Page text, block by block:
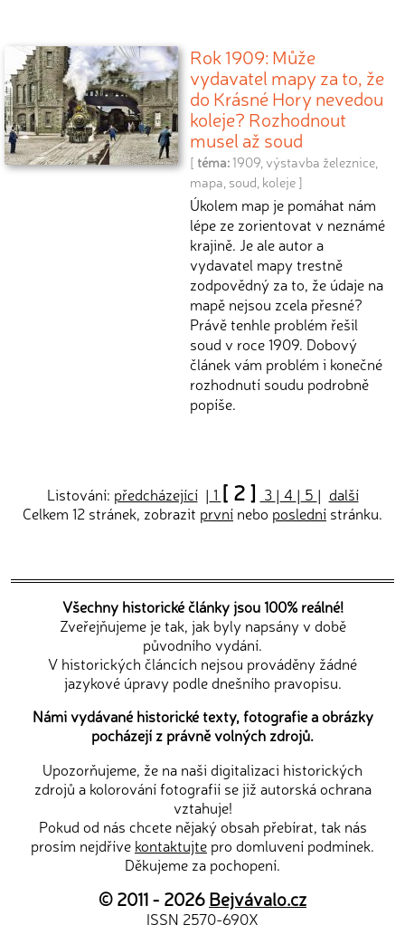
Rok 1909: Může
vydavatel mapy za to, že
do Krásné Hory nevedou
koleje? Rozhodnout
musel až soud
[ téma: 1909 výstavba železnice
mapa soud koleje ]
Úkolem map je pomáhat nám
lépe ze zorientovat v neznámé
krajině. Je ale autor a
vydavatel mapy trestně
zodpovědný za to, že údaje na
mapě nejsou zcela přesné?
Právě tenhle problém řešil
soud v roce 1909. Dobový
článek vám problém i konečné
rozhodnutí soudu podrobně
popíše.
Listování: předcházející| 1 [ 2 ] 3 | 4 | 5 | další
Celkem 12 stránek, zobrazit první nebo poslední stránku.
Všechny historické články jsou 100% reálné!
Zveřejňujeme je tak, jak byly napsány v době
původního vydání.
V historických článcích nejsou prováděny žádné
jazykové úpravy podle dnešního pravopisu.
Námi vydávané historické texty, fotografie a obrázky
pocházejí z právně volných zdrojů.
Upozorňujeme, že na naši digitalizaci historických
zdrojů a kolorování fotografií se již autorská ochrana
vztahuje!
Pokud od nás chcete nějaký obsah přebírat, tak nás
prosím nejdříve kontaktujte pro domluvení podmínek.
Děkujeme za pochopení.
© 2011 - 2026Bejvávalo.cz
ISSN 2570-690X